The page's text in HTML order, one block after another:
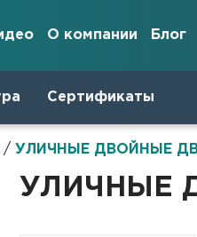
О компании Блог
Сертификаты
/ УЛИЧНЫЕ ДВОЙНЫЕ
УЛИЧНЫЕ